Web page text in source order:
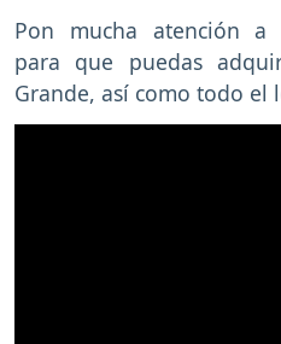
Pon mucha atención a
para que puedas
Grande, así como todo el